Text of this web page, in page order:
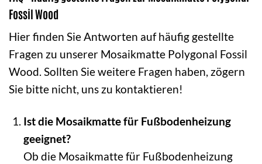
Fossil Wood
Hier finden Sie Antworten auf häufig gestellte
Fragen zu unserer Mosaikmatte Polygonal Fossil
Wood. Sollten Sie weitere Fragen haben, zögern
Sie bitte nicht, uns zu kontaktieren!
Ist die Mosaikmatte für Fußbodenheizung
geeignet?
Ob die Mosaikmatte für Fußbodenheizung